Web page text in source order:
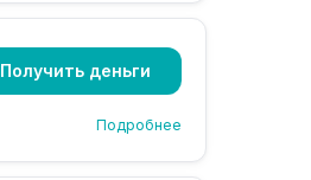
Получить деньги
Подробнее